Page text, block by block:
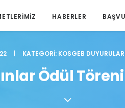
HABERLER
| KATEGORI: KOSGEB
Ödül